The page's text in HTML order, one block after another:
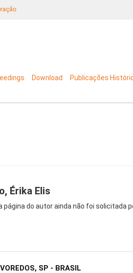
Download Publicações
Érika Elis
página do autor ainda não foi solicitada
SP - BRASIL